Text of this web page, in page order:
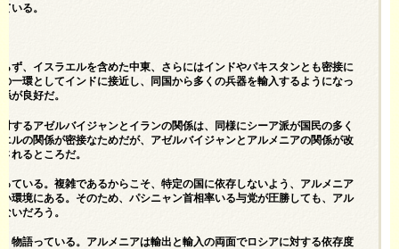
いる。
ず、イスラエルを含めた中東、さらにはインドやパキスタンとも密接に
一環としてインドに接近し、同国から多くの兵器を輸入するようになっ
が良好だ。
するアゼルバイジャンとイランの関係は、同様にシーア派が国民の多く
ルの関係が密接なためだが、アゼルバイジャンとアルメニアの関係が改
れるところだ。
ている。複雑であるからこそ、特定の国に依存しないよう、アルメニア
環境にある。そのため、パシニャン首相率いる与党が圧勝しても、アル
いだろう。
物語っている。アルメニアは輸出と輸入の両面でロシアに対する依存度